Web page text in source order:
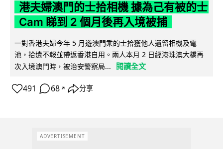
港夫婦澳門的士拾相機 據為己有被的士
Cam 睇到 2 個月後再入境被捕
一對香港夫婦今年 5 月遊澳門乘的士拾獲他人遺留相機及電
池，拾遺不報並帶返香港自用。兩人本月 2 日經港珠澳大橋再
次入境澳門時，被治安警察局...
閱讀全文
491 68 ↗ 分享
ADVERTISEMENT